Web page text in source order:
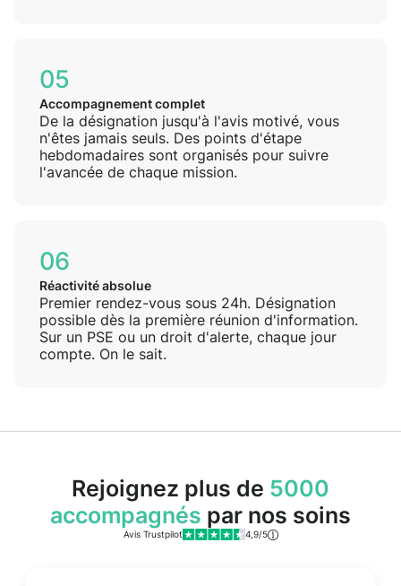
05
Accompagnement complet
De la désignation jusqu'à l'avis motivé, vous
n'êtes jamais seuls. Des points d'étape
hebdomadaires sont organisés pour suivre
l'avancée de chaque mission.
06
Réactivité absolue
Premier rendez-vous sous 24h. Désignation
possible dès la première réunion d'information.
Sur un PSE ou un droit d'alerte, chaque jour
compte. On le sait.
Rejoignez plus de 5000
accompagnés par nos soins
Avis Trustpilot 4,9/5